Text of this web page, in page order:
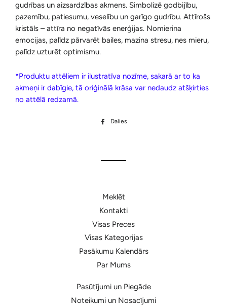
gudrības un aizsardzības akmens. Simbolizē godbijību,
pazemību, patiesumu, veselību un garīgo gudrību. Attīrošs
kristāls – attīra no negatīvās enerģijas. Nomierina
emocijas, palīdz pārvarēt bailes, mazina stresu, nes mieru,
palīdz uzturēt optimismu.
*Produktu attēliem ir ilustratīva nozīme, sakarā ar to ka
akmeņi ir dabīgie, tā oriģinālā krāsa var nedaudz atšķirties
no attēlā redzamā.
Dalies
Meklēt
Kontakti
Visas Preces
Visas Kategorijas
Pasākumu Kalendārs
Par Mums
Pasūtījumi un Piegāde
Noteikumi un Nosacījumi